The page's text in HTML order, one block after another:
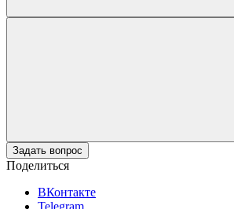
Задать вопрос
Поделиться
ВКонтакте
Telegram